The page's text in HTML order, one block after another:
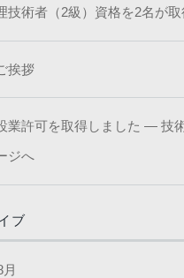
技術者（2級）資格を2名が取
挨拶
業許可を取得しました ― 技
ジへ
ブ